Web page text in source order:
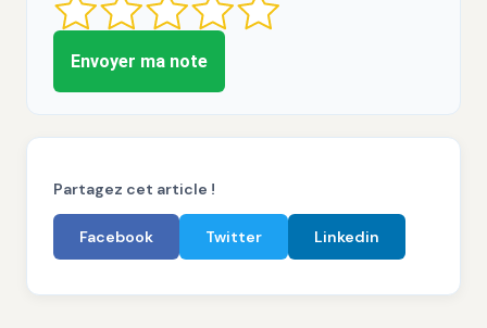
Envoyer ma note
Partagez cet article !
Facebook Twitter Linkedin